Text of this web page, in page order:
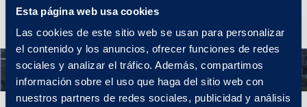
Esta página web usa cookies
Las cookies de este sitio web se usan para personalizar
el contenido y los anuncios, ofrecer funciones de redes
sociales y analizar el tráfico. Además, compartimos
información sobre el uso que haga del sitio web con
nuestros partners de redes sociales, publicidad y análisis
Año 1